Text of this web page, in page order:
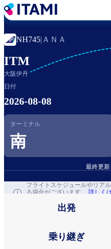
NH745| ＡＮＡ
ITM
大阪伊丹
日付
2026-08-08
ターミナル
南
最終更新
フライ
フライトスケジュールやリア
る場合がございます。 詳しく
出発
乗り継ぎ